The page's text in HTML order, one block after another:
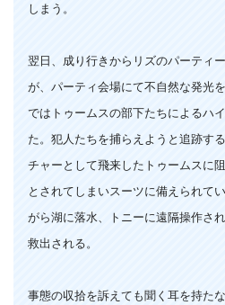
しまう。
翌日、成り行きからリズのパーティ
が、パーティ会場にて不自然な発光
ではトゥームスの部下たちによるハ
た。犯人たちを捕らえようと追跡す
チャーとして飛来したトゥームスに
とされてしまいスーツに備えられて
がら湖に落水、トニーに遠隔操作さ
救出される。
事態の収拾を訴えても聞く耳を持た